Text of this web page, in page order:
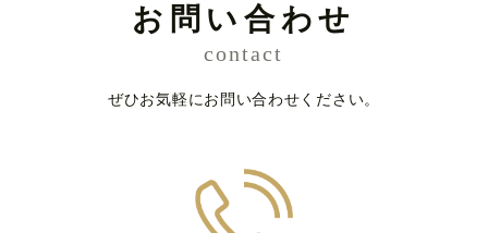
お問い合わせ
contact
ぜひお気軽にお問い合わせください。